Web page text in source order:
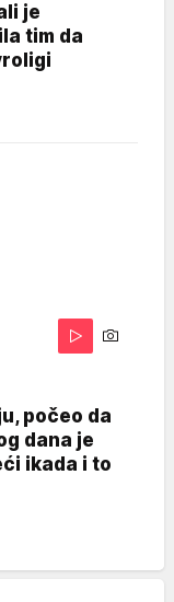
je
tim da
počeo da
dana je
ikada i to